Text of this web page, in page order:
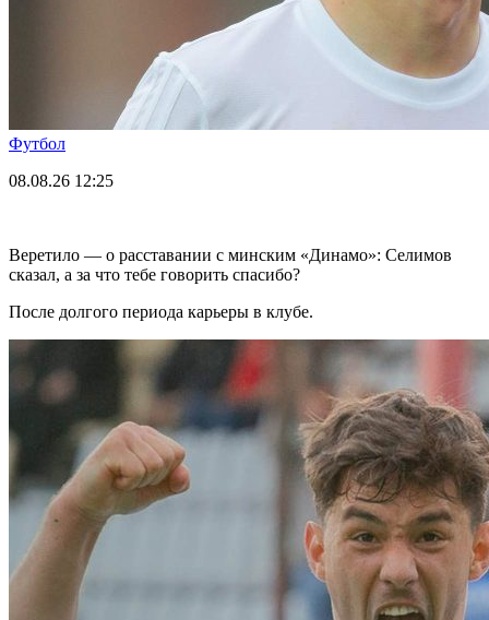
Футбол
08.08.26 12:25
Веретило — о расставании с минским «Динамо»: Селимов
сказал, а за что тебе говорить спасибо?
После долгого периода карьеры в клубе.